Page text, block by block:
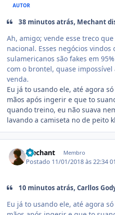
AUTOR
38 minutos atrás, Mechant
Ah, amigo; vende esse treco
nacional. Esses negócios vindos
sulamericanos são fakes em
com o brontel, quase
venda.
Eu já to usando ele, até agora
mãos após ingerir e que to
quando treino, eu não suava
lavando a camiseta no de peito
Mechant Membro
Postado 11/01/2018 às 22:34
10 minutos atrás, Carllos
Eu já to usando ele, até agora